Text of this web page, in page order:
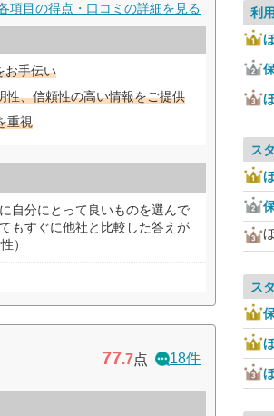
項目の得点・口コミの詳細を見る
お手伝い
性、信頼性の高い情報をご提供
重視
自分にとって良いものを選んで
もすぐに他社と比較した答えが
）
77.7点 18件
利
ス
ス